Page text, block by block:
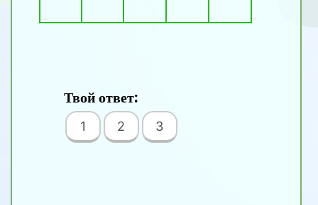
Твой ответ:
1 2 3